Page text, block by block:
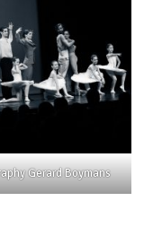
Gerard Boymans